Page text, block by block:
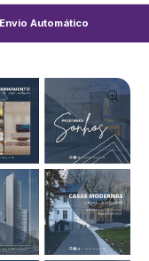
Envio Automático